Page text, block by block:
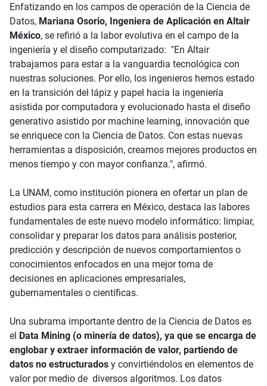
Enfatizando en los campos de operación de la Ciencia de
Datos, Mariana Osorio, Ingeniera de Aplicación en Altair
México, se refirió a la labor evolutiva en el campo de la
ingeniería y el diseño computarizado: "En Altair
trabajamos para estar a la vanguardia tecnológica con
nuestras soluciones. Por ello, los ingenieros hemos estado
en la transición del lápiz y papel hacia la ingeniería
asistida por computadora y evolucionado hasta el diseño
generativo asistido por machine learning, innovación que
se enriquece con la Ciencia de Datos. Con estas nuevas
herramientas a disposición, creamos mejores productos en
menos tiempo y con mayor confianza.", afirmó.
La UNAM, como institución pionera en ofertar un plan de
estudios para esta carrera en México, destaca las labores
fundamentales de este nuevo modelo informático: limpiar,
consolidar y preparar los datos para análisis posterior,
predicción y descripción de nuevos comportamientos o
conocimientos enfocados en una mejor toma de
decisiones en aplicaciones empresariales,
gubernamentales o científicas.
Una subrama importante dentro de la Ciencia de Datos es
el Data Mining (o minería de datos), ya que se encarga de
englobar y extraer información de valor, partiendo de
datos no estructurados y convirtiéndolos en elementos de
valor por medio de diversos algoritmos. Los datos